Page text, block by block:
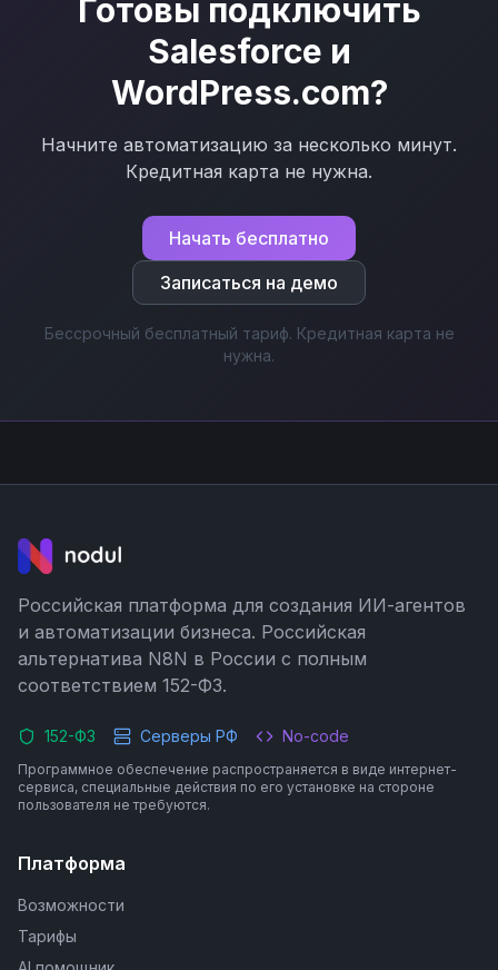
Готовы подключить
Salesforce и
WordPress.com?
Начните автоматизацию за несколько минут.
Кредитная карта не нужна.
Начать бесплатно
Записаться на демо
Бессрочный бесплатный тариф. Кредитная карта не
нужна.
Российская платформа для создания ИИ-агентов
и автоматизации бизнеса. Российская
альтернатива N8N в России с полным
соответствием 152-ФЗ.
152-ФЗ Серверы РФ No-code
Программное обеспечение распространяется в виде интернет-
сервиса, специальные действия по его установке на стороне
пользователя не требуются.
Платформа
Возможности
Тарифы